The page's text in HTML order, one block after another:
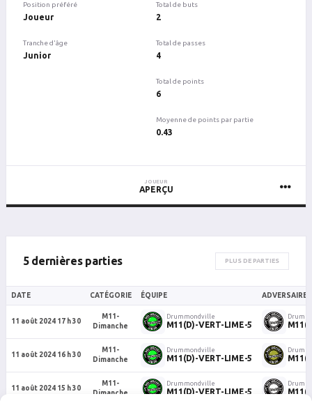
Position préféré
Joueur
Tranche d'âge
Junior
Total de buts
2
Total de passes
4
Total de points
6
Moyenne de points par partie
0.43
JOUEUR
APERÇU
5 dernières parties PLUS DE PARTIES
DATE CATÉGORIE ÉQUIPE ADVERSAIRE
11 août 2024 17 h 30
M11-
Dimanche
Drummondville
M11(D)-VERT-LIME-5
11 août 2024 16 h 30
M11-
Dimanche
Drummondville
M11(D)-VERT-LIME-5
11 août 2024 15 h 30
M11-
Dimanche
Drummondville
M11(D)-VERT-LIME-5